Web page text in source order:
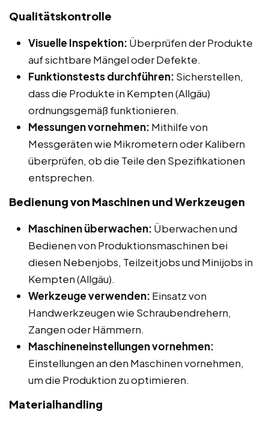
Qualitätskontrolle
Visuelle Inspektion: Überprüfen der Produkte
auf sichtbare Mängel oder Defekte.
Funktionstests durchführen: Sicherstellen,
dass die Produkte in Kempten (Allgäu)
ordnungsgemäß funktionieren.
Messungen vornehmen: Mithilfe von
Messgeräten wie Mikrometern oder Kalibern
überprüfen, ob die Teile den Spezifikationen
entsprechen.
Bedienung von Maschinen und Werkzeugen
Maschinen überwachen: Überwachen und
Bedienen von Produktionsmaschinen bei
diesen Nebenjobs, Teilzeitjobs und Minijobs in
Kempten (Allgäu).
Werkzeuge verwenden: Einsatz von
Handwerkzeugen wie Schraubendrehern,
Zangen oder Hämmern.
Maschineneinstellungen vornehmen:
Einstellungen an den Maschinen vornehmen,
um die Produktion zu optimieren.
Materialhandling